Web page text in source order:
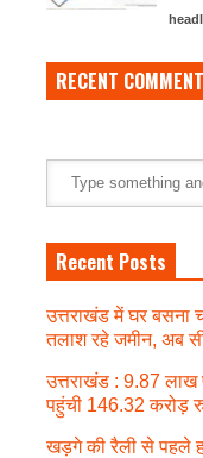
RECENT
Recent Posts
उत्तराखंड में घर
तलाश रहे जमीन, अब
उत्तराखंड : 9.87 लाख
पहुंची 146.32 करोड़
खड़गे की रैली से पहले